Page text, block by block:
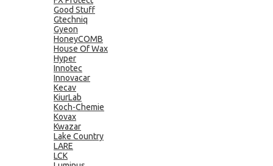
Good Stuff
Gtechniq
Gyeon
HoneyCOMB
House Of Wax
Hyper
Innotec
Innovacar
Kecav
KiurLab
Koch-Chemie
Kovax
Kwazar
Lake Country
LARE
LCK